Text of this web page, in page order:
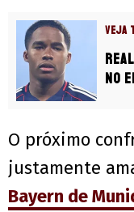
VEJA
no
O próximo
justamente
Bayern de